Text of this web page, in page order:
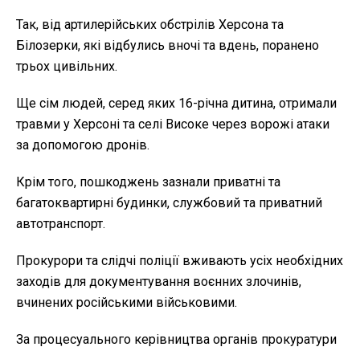
Так, від артилерійських обстрілів Херсона та
Білозерки, які відбулись вночі та вдень, поранено
трьох цивільних.
Ще сім людей, серед яких 16-річна дитина, отримали
травми у Херсоні та селі Високе через ворожі атаки
за допомогою дронів.
Крім того, пошкоджень зазнали приватні та
багатоквартирні будинки, службовий та приватний
автотранспорт.
Прокурори та слідчі поліції вживають усіх необхідних
заходів для документування воєнних злочинів,
вчинених російськими військовими.
За процесуального керівництва органів прокуратури